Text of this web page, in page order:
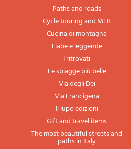
Paths and roads
Cycle touring and MTB
Cucina di montagna
Fiabe e leggende
I ritrovati
Le spiagge più belle
Via degli Dei
Via Francigena
Il lupo edizioni
Gift and travel items
The most beautiful streets and
paths in Italy